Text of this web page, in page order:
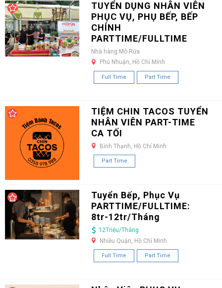
TUYỂN DỤNG NHÂN VIÊN
PHỤC VỤ, PHỤ BẾP, BẾP
CHÍNH
PARTTIME/FULLTIME
Nhà hàng Mô Rứa
Phú Nhuận, Hồ Chí Minh
Full Time Part Time
TIỆM CHIN TACOS TUYỂN
NHÂN VIÊN PART-TIME
CA TỐI
Bình Thạnh, Hồ Chí Minh
Part Time
Tuyển Bếp, Phục Vụ
PARTTIME/FULLTIME:
8tr-12tr/Tháng
12Triệu/Tháng
Nhiều Quận, Hồ Chí Minh
Full Time Part Time